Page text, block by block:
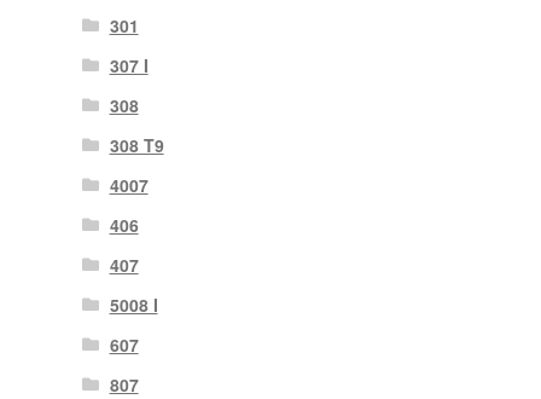
301
307 I
308
308 T9
4007
406
407
5008 I
607
807